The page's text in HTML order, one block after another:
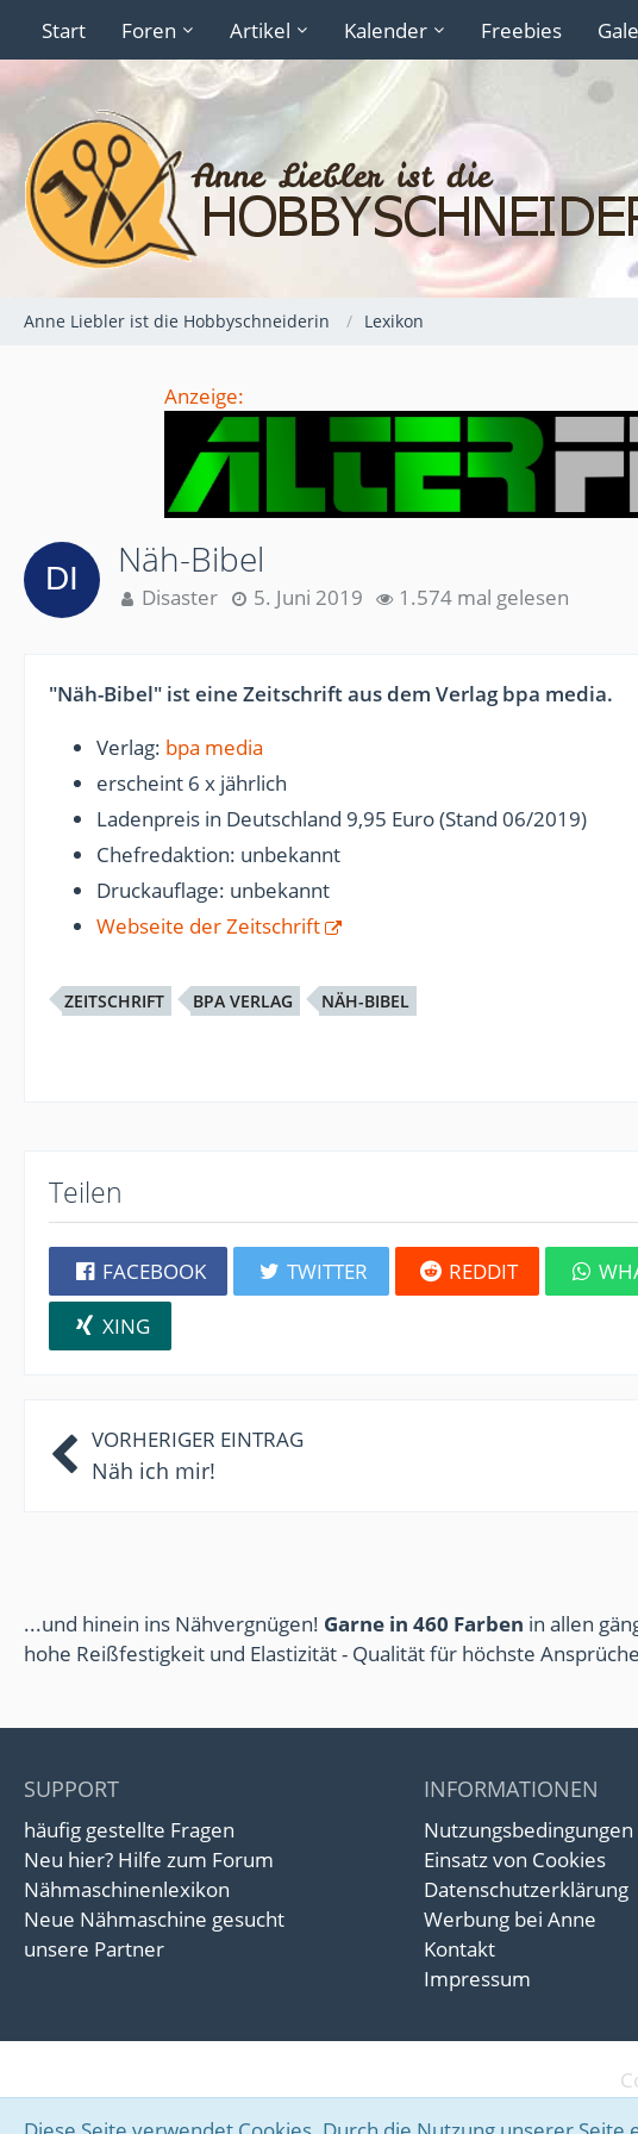
Start Foren Artikel Kalender Freebies
Anne Liebler ist die Hobbyschneiderin Lexikon
Anzeige:
Näh-Bibel
Disaster 5. Juni 2019 1.574 mal gelesen
"Näh-Bibel" ist eine Zeitschrift aus dem Verlag bpa media.
Verlag: bpa media
erscheint 6 x jährlich
Ladenpreis in Deutschland 9,95 Euro (Stand 06/2019)
Chefredaktion: unbekannt
Druckauflage: unbekannt
Webseite der Zeitschrift
ZEITSCHRIFT BPA VERLAG NÄH-BIBEL
Teilen
FACEBOOK TWITTER REDDIT
XING
VORHERIGER EINTRAG
Näh ich mir!
...und hinein ins Nähvergnügen! Garne in 460 Farben in allen
hohe Reißfestigkeit und Elastizität - Qualität für höchste
SUPPORT
häufig gestellte Fragen
Neu hier? Hilfe zum Forum
Nähmaschinenlexikon
Neue Nähmaschine gesucht
unsere Partner
INFORMATIONEN
Nutzungsbedingungen
Einsatz von Cookies
Datenschutzerklärung
Werbung bei Anne
Kontakt
Impressum